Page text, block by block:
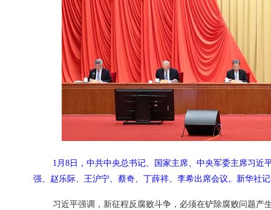
1月8日，中共中央总书记、国家主席、中央军委主席习
强、赵乐际、王沪宁、蔡奇、丁薛祥、李希出席会议。新华社
习近平强调，新征程反腐败斗争，必须在铲除腐败问题